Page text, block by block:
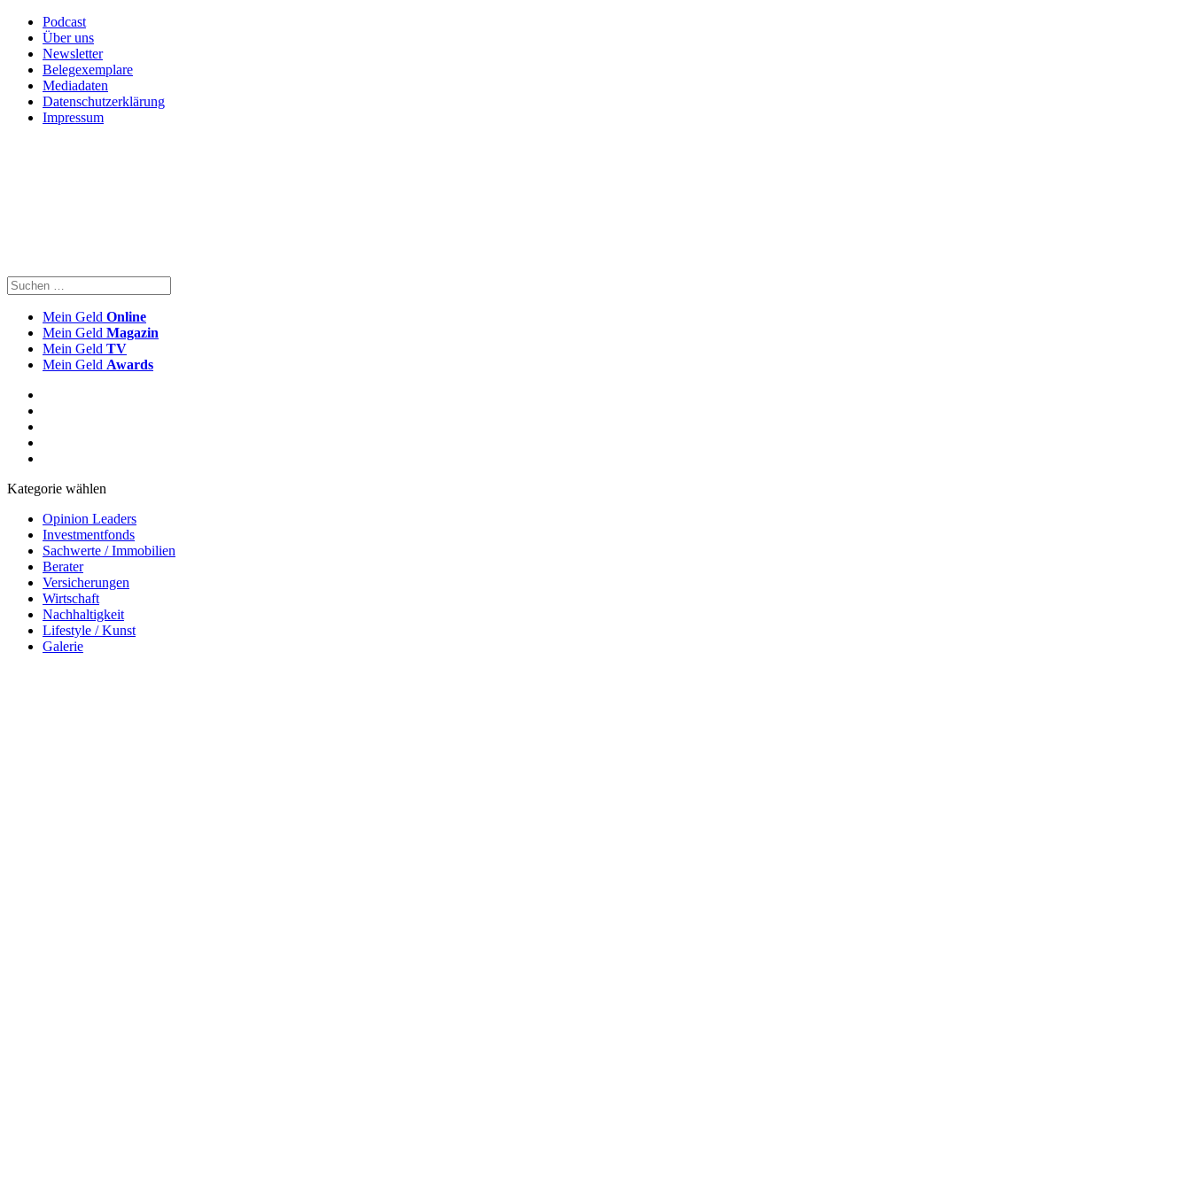
Podcast
Über uns
Newsletter
Belegexemplare
Mediadaten
Datenschutzerklärung
Impressum
Mein Geld Online
Mein Geld Magazin
Mein Geld TV
Mein Geld Awards
Kategorie wählen
Opinion Leaders
Investmentfonds
Sachwerte / Immobilien
Berater
Versicherungen
Wirtschaft
Nachhaltigkeit
Lifestyle / Kunst
Galerie